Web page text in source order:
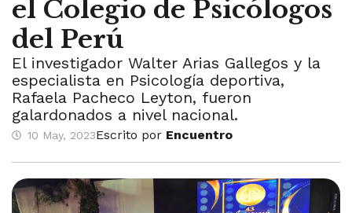
el Colegio de Psicólogos
del Perú
El investigador Walter Arias Gallegos y la
especialista en Psicología deportiva,
Rafaela Pacheco Leyton, fueron
galardonados a nivel nacional.
10 May, 2023Escrito por Encuentro